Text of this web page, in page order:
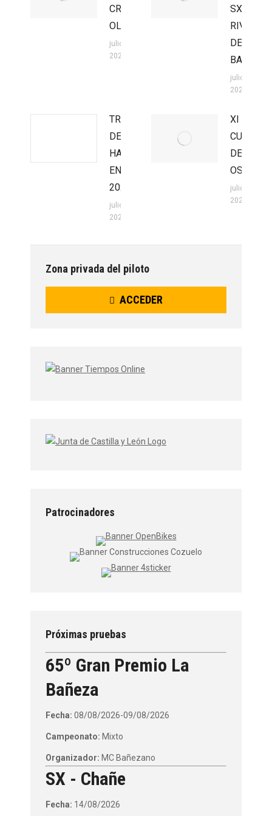
CROSS
OLMEDO
julio 27,
2026
SX
RIVILLA
DE
BARAJAS
julio 27,
2026
TROFEO
DE
HARD
ENDURO
2026
julio 22,
2026
XI
CUEVA
DEL
OSO
julio 20,
2026
Zona privada del piloto
ACCEDER
Patrocinadores
Próximas pruebas
65º Gran Premio La
Bañeza
Fecha: 08/08/2026-09/08/2026
Campeonato: Mixto
Organizador: MC Bañezano
SX - Chañe
Fecha: 14/08/2026